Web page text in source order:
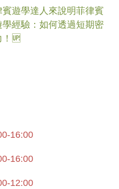
遊學達人來說明菲律賓
經驗：如何透過短期密
🆙
16:00
16:00
12:00